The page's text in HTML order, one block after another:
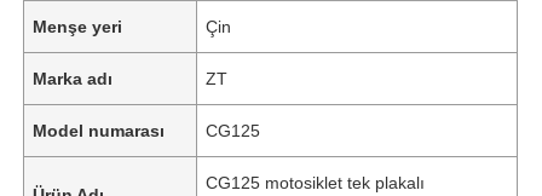
Menşe yeri Çin
Marka adı ZT
Model numarası CG125
CG125 motosiklet tek plakalı